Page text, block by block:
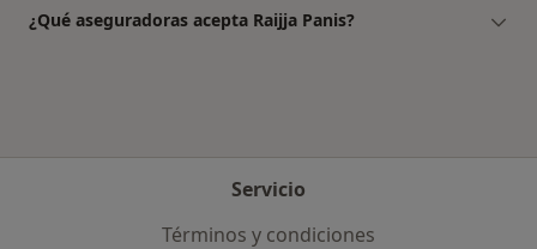
¿Qué aseguradoras acepta Raijja Panis?
Servicio
Términos y condiciones